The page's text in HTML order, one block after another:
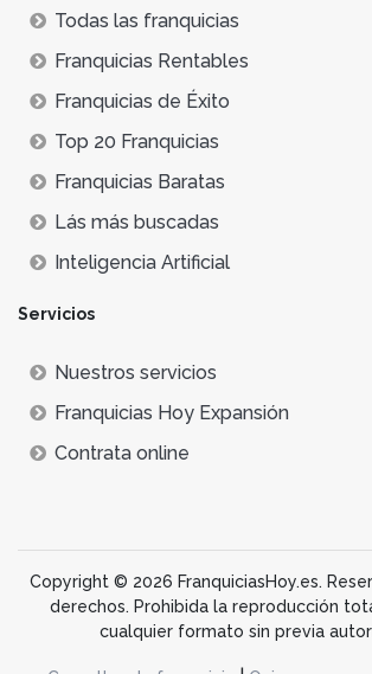
Todas las franquicias
Franquicias Rentables
Franquicias de Éxito
Top 20 Franquicias
Franquicias Baratas
Lás más buscadas
Inteligencia Artificial
Servicios
Nuestros servicios
Franquicias Hoy Expansión
Contrata online
Copyright © 2026 FranquiciasHoy.es.
derechos. Prohibida la reproducción
cualquier formato sin previa